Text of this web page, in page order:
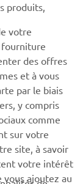
les événements
produits,
votre
fourniture
des offres
et à vous
par le biais
y compris
comme
sur votre
site, à savoir
votre intérêt
vous ajoutez au